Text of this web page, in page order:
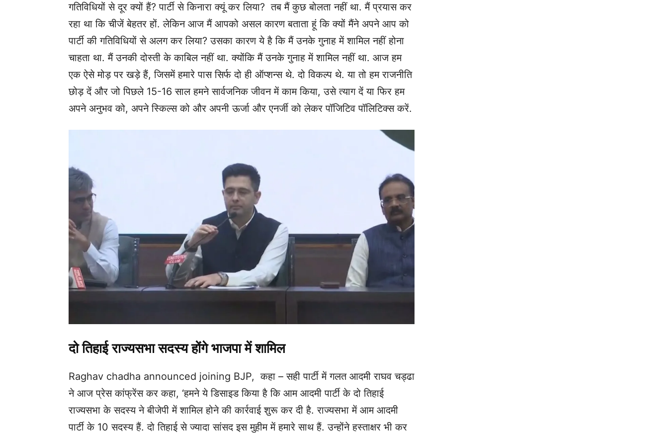
गतिविधियों से दूर क्यों हैं? पार्टी से किनारा क्यूं कर लिया? तब मैं कुछ बोलता नहीं था. मैं प्रयास कर
रहा था कि चीजें बेहतर हों. लेकिन आज मैं आपको असल कारण बताता हूं कि क्यों मैंने अपने आप को
पार्टी की गतिविधियों से अलग कर लिया? उसका कारण ये है कि मैं उनके गुनाह में शामिल नहीं होना
चाहता था. मैं उनकी दोस्ती के काबिल नहीं था. क्योंकि मैं उनके गुनाह में शामिल नहीं था. आज हम
एक ऐसे मोड़ पर खड़े हैं, जिसमें हमारे पास सिर्फ दो ही ऑप्शन्स थे. दो विकल्प थे. या तो हम राजनीति
छोड़ दें और जो पिछले 15-16 साल हमने सार्वजनिक जीवन में काम किया, उसे त्याग दें या फिर हम
अपने अनुभव को, अपने स्किल्स को और अपनी ऊर्जा और एनर्जी को लेकर पॉजिटिव पॉलिटिक्स करें.
दो तिहाई राज्यसभा सदस्य होंगे भाजपा में शामिल
Raghav chadha announced joining BJP, कहा – सही पार्टी में गलत आदमी राघव चड्ढा
ने आज प्रेस कांफ्रेंस कर कहा, ‘हमने ये डिसाइड किया है कि आम आदमी पार्टी के दो तिहाई
राज्यसभा के सदस्य ने बीजेपी में शामिल होने की कार्रवाई शुरू कर दी है. राज्यसभा में आम आदमी
पार्टी के 10 सदस्य हैं. दो तिहाई से ज्यादा सांसद इस मुहीम में हमारे साथ हैं. उन्होंने हस्ताक्षर भी कर